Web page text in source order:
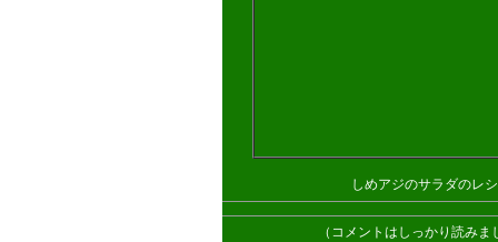
しめアジのサラダのレ
（コメントはしっかり読み